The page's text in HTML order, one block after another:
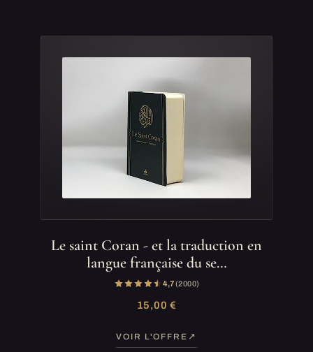
Le saint Coran - et la traduction en
langue française du se…
4,7(2 000)
15,00 €
VOIR L'OFFRE